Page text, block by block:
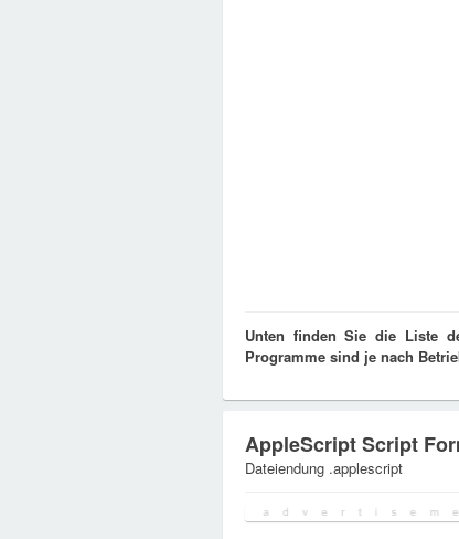
Unten finden Sie die Liste
Programme sind je nach
AppleScript Script
Dateiendung .applescript